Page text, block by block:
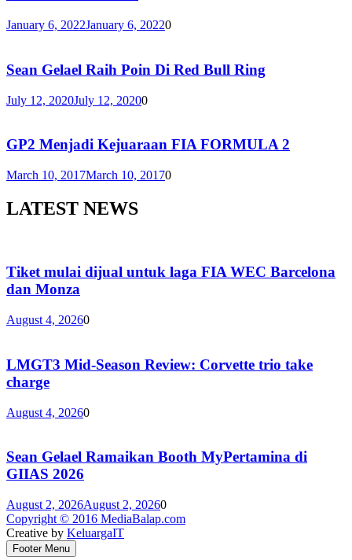
January 6, 2022January 6, 20220
Sean Gelael Raih Poin Di Red Bull Ring
July 12, 2020July 12, 20200
GP2 Menjadi Kejuaraan FIA FORMULA 2
March 10, 2017March 10, 20170
LATEST NEWS
Tiket mulai dijual untuk laga FIA WEC Barcelona
dan Monza
August 4, 20260
LMGT3 Mid-Season Review: Corvette trio take
charge
August 4, 20260
Sean Gelael Ramaikan Booth MyPertamina di
GIIAS 2026
August 2, 2026August 2, 20260
Copyright © 2016 MediaBalap.com
Creative by KeluargaIT
Footer Menu